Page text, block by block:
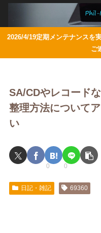
2026/4/19定期メンテナンスを
ご
SA/CDやレコード
整理方法について
い
0 0
日記・雑記 69360